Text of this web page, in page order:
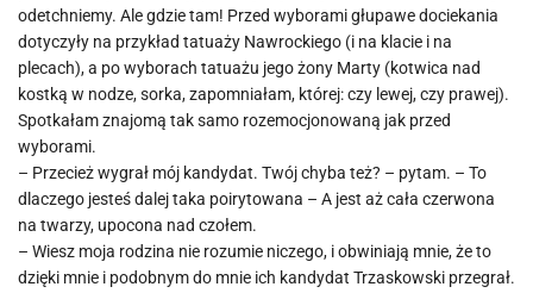
odetchniemy. Ale gdzie tam! Przed wyborami głupawe dociekania
dotyczyły na przykład tatuaży Nawrockiego (i na klacie i na
plecach), a po wyborach tatuażu jego żony Marty (kotwica nad
kostką w nodze, sorka, zapomniałam, której: czy lewej, czy prawej).
Spotkałam znajomą tak samo rozemocjonowaną jak przed
wyborami.
– Przecież wygrał mój kandydat. Twój chyba też? – pytam. – To
dlaczego jesteś dalej taka poirytowana – A jest aż cała czerwona
na twarzy, upocona nad czołem.
– Wiesz moja rodzina nie rozumie niczego, i obwiniają mnie, że to
dzięki mnie i podobnym do mnie ich kandydat Trzaskowski przegrał.